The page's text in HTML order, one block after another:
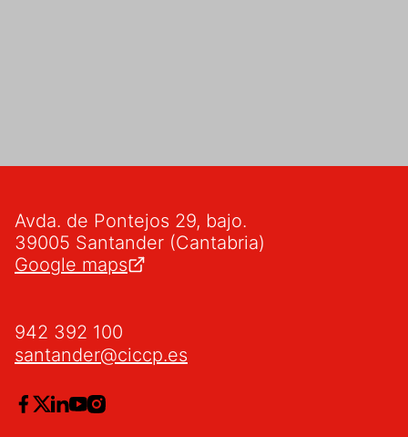
Avda. de Pontejos 29, bajo.
39005 Santander (Cantabria)
Google maps
942 392 100
santander@ciccp.es